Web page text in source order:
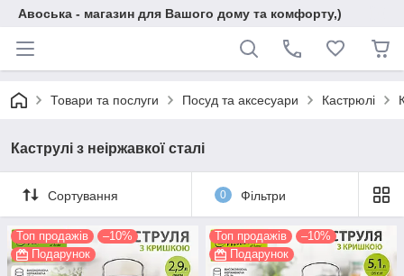
Авоська - магазин для Вашого дому та комфорту,)
Товари та послуги Посуд та аксесуари Кастрюлі
Каструлі з неіржавкої сталі
Сортування 0 Фільтри
Топ продажів
–10%
Подарунок
Топ продажів
–10%
Подарунок